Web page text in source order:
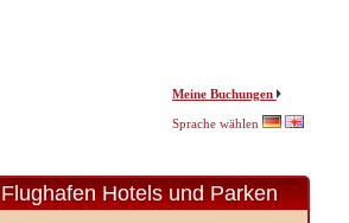
Meine Buchungen
Sprache wählen
Flughafen Hotels und Parken